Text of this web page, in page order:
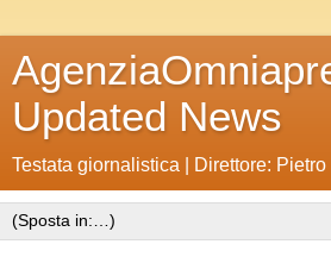
Updated News
Testata giornalistica | Direttore: